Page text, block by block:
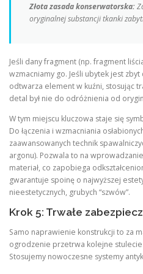
Złota zasada konserwatorska:
oryginalnej substancji tkanki
Jeśli dany fragment (np. fragment
wzmacniamy go. Jeśli ubytek jest
odtwarza element w kuźni, stosując
detal był nie do odróżnienia od
W tym miejscu kluczowa staje się
Do łączenia i wzmacniania
zaawansowanych technik
argonu). Pozwala to na
materiał, co zapobiega
gwarantuje spoinę o najwyższej
nieestetycznych, grubych “szwów”.
Krok 5: Trwałe
Samo naprawienie konstrukcji to za
ogrodzenie przetrwa kolejne
Stosujemy nowoczesne systemy